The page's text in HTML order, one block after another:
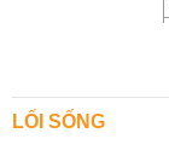
LỐI SỐNG